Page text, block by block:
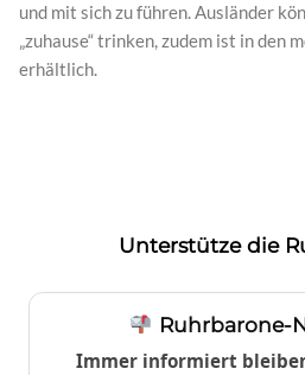
und mit sich zu führen. Ausländer
„zuhause“ trinken, zudem ist in den
erhältlich.
Unterstütze die
Ruhrbarone-
Immer informiert